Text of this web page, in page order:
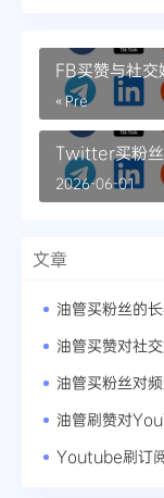
FB买赞与社
牌知名度
« Pre
Twitter买粉丝
审核的10个实
2026-06-01
文章